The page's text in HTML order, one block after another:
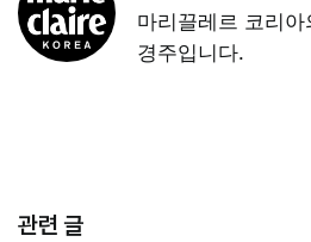
마리끌레르 코리
경주입니다.
관련 글